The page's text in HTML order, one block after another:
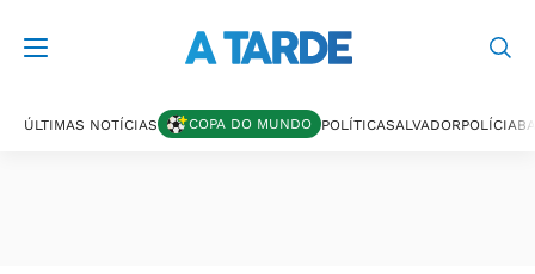
ÚLTIMAS NOTÍCIAS COPA DO MUNDO POLÍTICASALVADORPOLÍCIA